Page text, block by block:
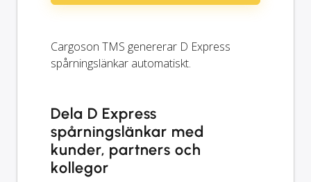
Cargoson TMS genererar D Express
spårningslänkar automatiskt.
Dela D Express
spårningslänkar med
kunder, partners och
kollegor